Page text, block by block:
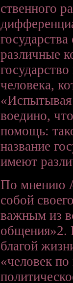
ственного
различные
человека,
воедино,
помощь:
название
имеют
По мнению
собой
важным из
общения»2.
благой
«человек